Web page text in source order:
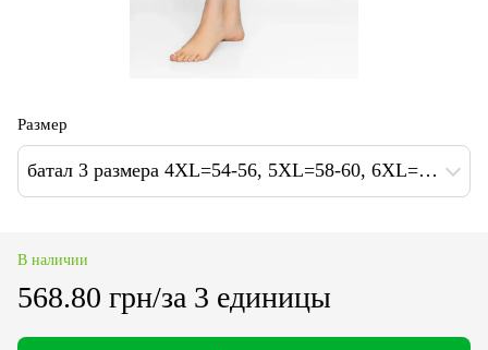
Размер
батал 3 размера 4XL=54-56, 5XL=58-60, 6XL=60-62
В наличии
568.80 грн/за 3 единицы